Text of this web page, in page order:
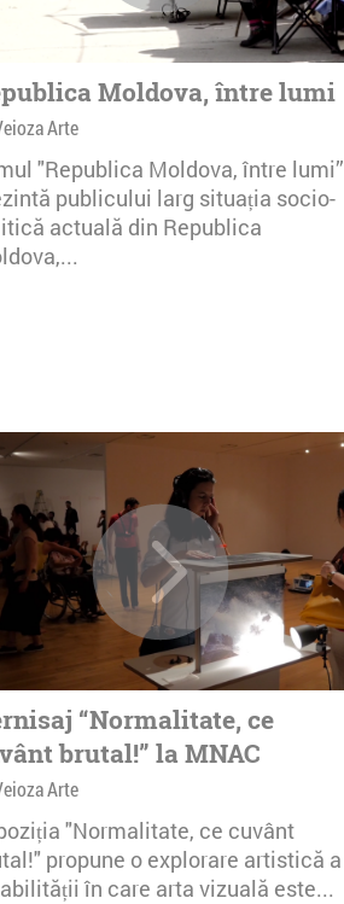
Moldova, între lumi
Arte
"Republica Moldova, între lumi”
publicului larg situația socio-
actuală din Republica
“Normalitate, ce
brutal!” la MNAC
Arte
"Normalitate, ce cuvânt
propune o explorare artistică a
în care arta vizuală este...